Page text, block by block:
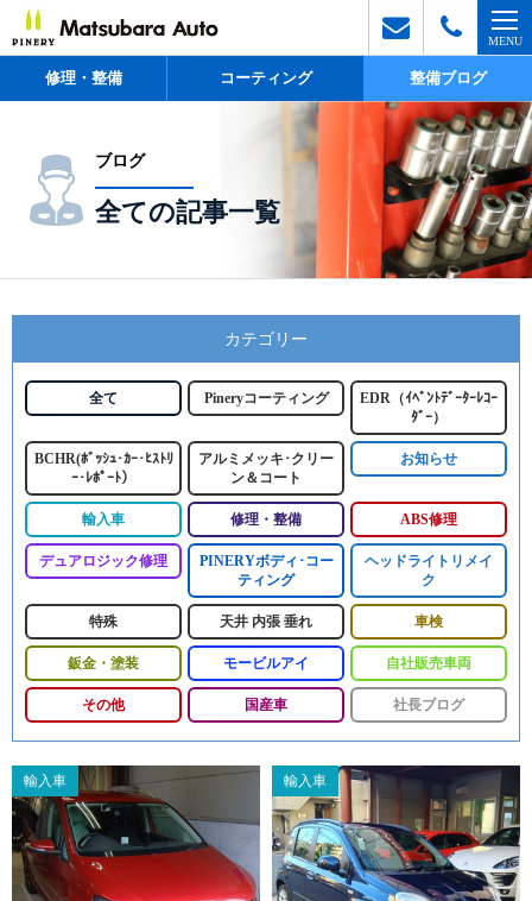
修理・整備 コーティング 整備ブログ
ブログ
全ての記事一覧
カテゴリー
全て Pineryコーティング
EDR（ｲﾍﾞﾝﾄﾃﾞｰﾀｰﾚｺｰ
ﾀﾞｰ）
BCHR(ﾎﾞｯｼｭ･ｶｰ･ﾋｽﾄﾘ
ｰ･ﾚﾎﾟｰﾄ）
アルミメッキ･クリー
ン＆コート
お知らせ
輸入車 修理・整備 ABS修理
デュアロジック修理
PINERYボディ･コー
ティング
ヘッドライトリメイ
ク
特殊 天井 内張 垂れ 車検
鈑金・塗装 モービルアイ 自社販売車両
その他 国産車 社長ブログ
輸入車 輸入車